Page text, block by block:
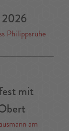
2026
Philippsruhe
mit
am